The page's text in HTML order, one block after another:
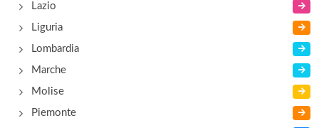
Lazio
Liguria
Lombardia
Marche
Molise
Piemonte